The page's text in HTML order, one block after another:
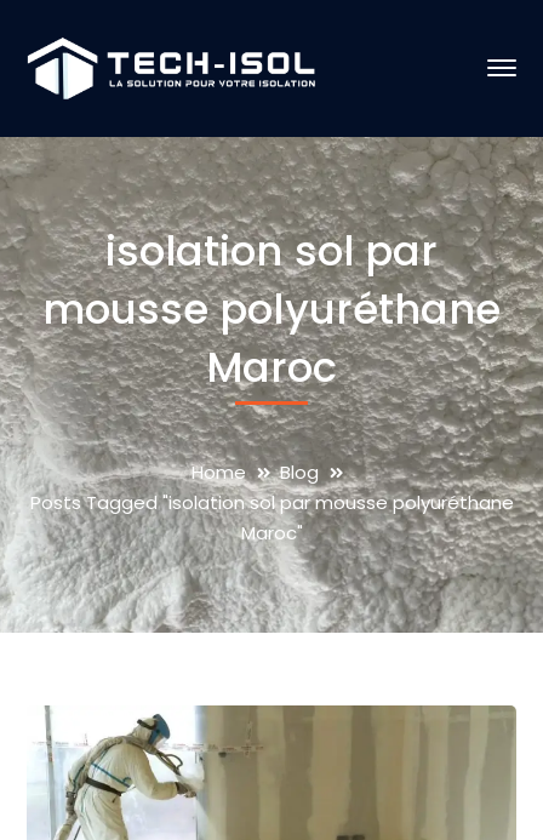
isolation sol par
mousse polyuréthane
Maroc
Home
Blog
Posts Tagged "isolation sol par mousse polyuréthane
Maroc"